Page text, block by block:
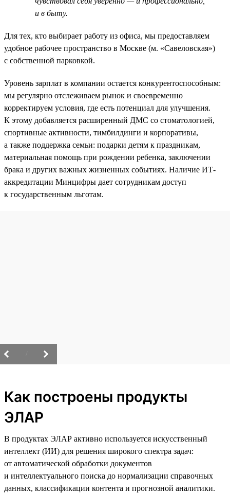
и в быту.
Для тех, кто выбирает работу из офиса, мы предоставляем
удобное рабочее пространство в Москве (м. «Савеловская»)
с собственной парковкой.
Уровень зарплат в компании остается конкурентоспособным:
мы регулярно отслеживаем рынок и своевременно
корректируем условия, где есть потенциал для улучшения.
К этому добавляется расширенный ДМС со стоматологией,
спортивные активности, тимбилдинги и корпоративы,
а также поддержка семьи: подарки детям к праздникам,
материальная помощь при рождении ребенка, заключении
брака и других важных жизненных событиях. Наличие ИТ-
аккредитации Минцифры дает сотрудникам доступ
к государственным льготам.
Как построены продукты
ЭЛАР
В продуктах ЭЛАР активно используется искусственный
интеллект (ИИ) для решения широкого спектра задач:
от автоматической обработки документов
и интеллектуального поиска до нормализации справочных
данных, классификации контента и прогнозной аналитики.